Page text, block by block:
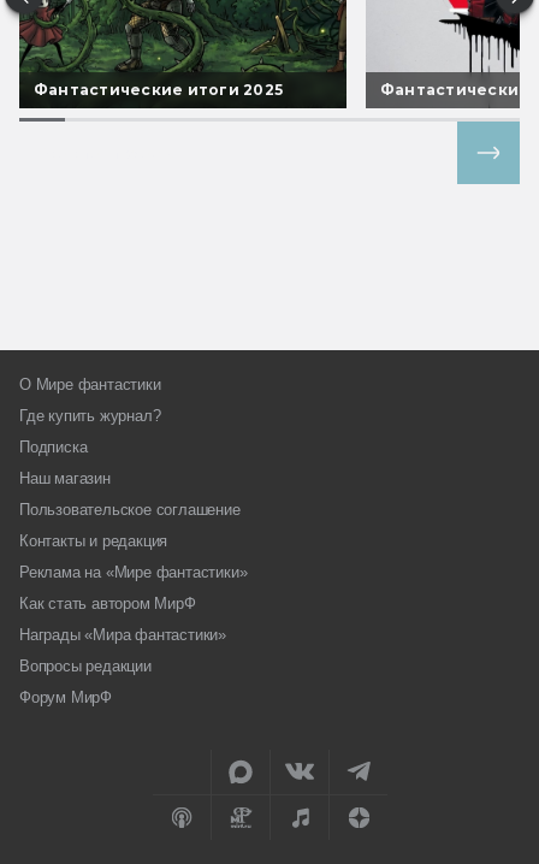
Фантастические итоги 2025 Фантастические
О Мире фантастики
Где купить журнал?
Подписка
Наш магазин
Пользовательское соглашение
Контакты и редакция
Реклама на «Мире фантастики»
Как стать автором МирФ
Награды «Мира фантастики»
Вопросы редакции
Форум МирФ